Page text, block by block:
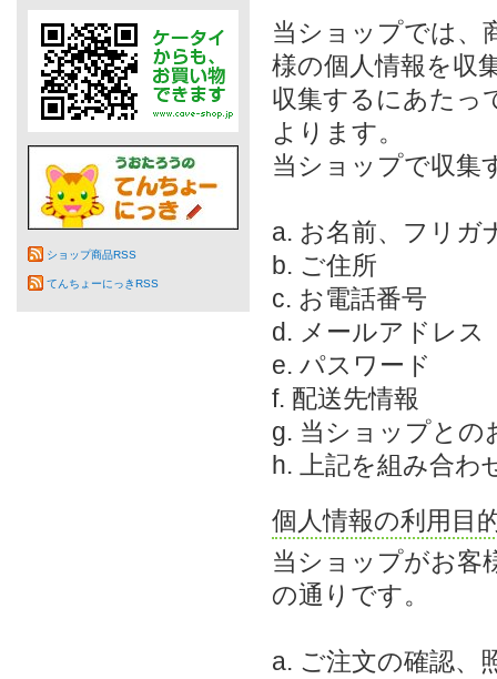
ショップ商品RSS
てんちょーにっきRSS
当ショップでは、
様の個人情報を収
収集するにあたっ
よります。
当ショップで収集
a. お名前、フリガ
b. ご住所
c. お電話番号
d. メールアドレス
e. パスワード
f. 配送先情報
g. 当ショップとの
h. 上記を組み合わ
個人情報の利用目
当ショップがお客
の通りです。
a. ご注文の確認、